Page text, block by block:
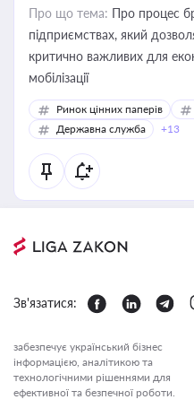
Про що тема: Про процес
підприємствах, який
критично важливих для
мобілізації
Ринок цінних паперів
Державна служба
+13
Зв'язатися:
забезпечує український бізнес
інформацією, аналітикою та
технологічними рішеннями для
ефективної та безпечної роботи.